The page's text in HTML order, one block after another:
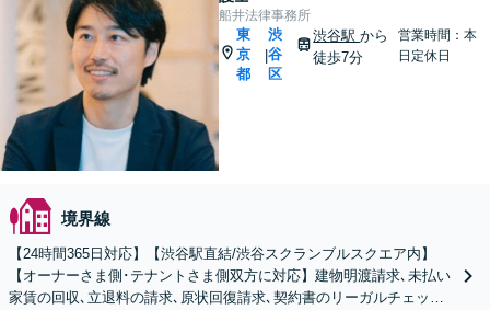
船井法律事務所
東
京
都
|
渋
谷
区
渋谷駅から
徒歩7分
営業時間：本
日定休日
境界線
【24時間365日対応】【渋谷駅直結/渋谷スクランブルスクエア内】
【オーナーさま側･テナントさま側双方に対応】建物明渡請求､未払い
家賃の回収､立退料の請求､原状回復請求､契約書のリーガルチェック